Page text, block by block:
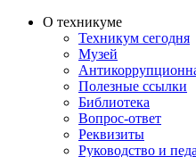
О техникуме
Техникум сегодня
Музей
Полезные ссылки
Библиотека
Вопрос-ответ
Реквизиты
Руководство и